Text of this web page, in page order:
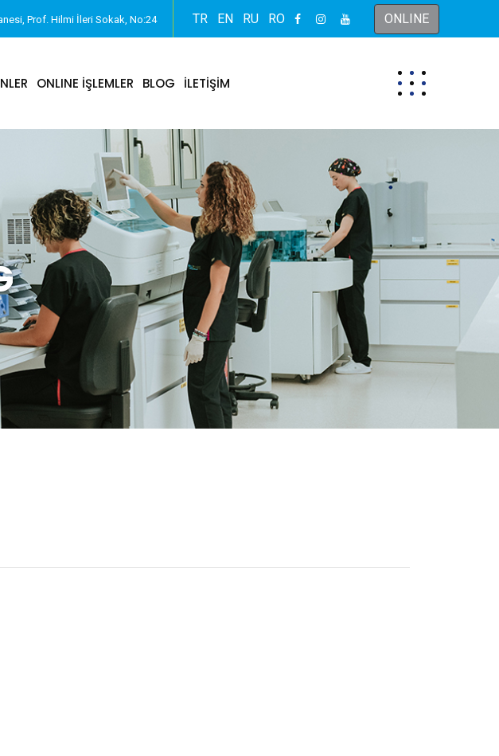
Prof. Hilmi İleri Sokak, No:24 TR EN RU RO ONLINE
ONLINE İŞLEMLER BLOG İLETİŞİM